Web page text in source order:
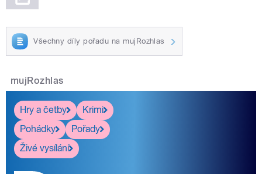
Všechny díly pořadu na mujRozhlas
mujRozhlas
Hry a četby
Krimi
Pohádky
Pořady
Živé vysílání